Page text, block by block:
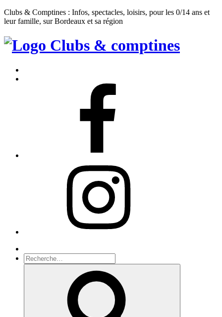
Clubs & Comptines : Infos, spectacles, loisirs, pour les 0/14 ans et
leur famille, sur Bordeaux et sa région
Clubs
Comptines
Recherche
pour